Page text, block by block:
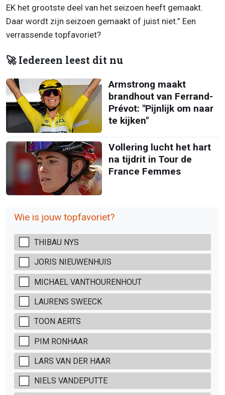
EK het grootste deel van het seizoen heeft gemaakt.
Daar wordt zijn seizoen gemaakt of juist niet.” Een
verrassende topfavoriet?
🚀 Iedereen leest dit nu
Armstrong maakt
brandhout van Ferrand-
Prévot: "Pijnlijk om naar
te kijken"
Vollering lucht het hart
na tijdrit in Tour de
France Femmes
Wie is jouw topfavoriet?
THIBAU NYS
JORIS NIEUWENHUIS
MICHAEL VANTHOURENHOUT
LAURENS SWEECK
TOON AERTS
PIM RONHAAR
LARS VAN DER HAAR
NIELS VANDEPUTTE